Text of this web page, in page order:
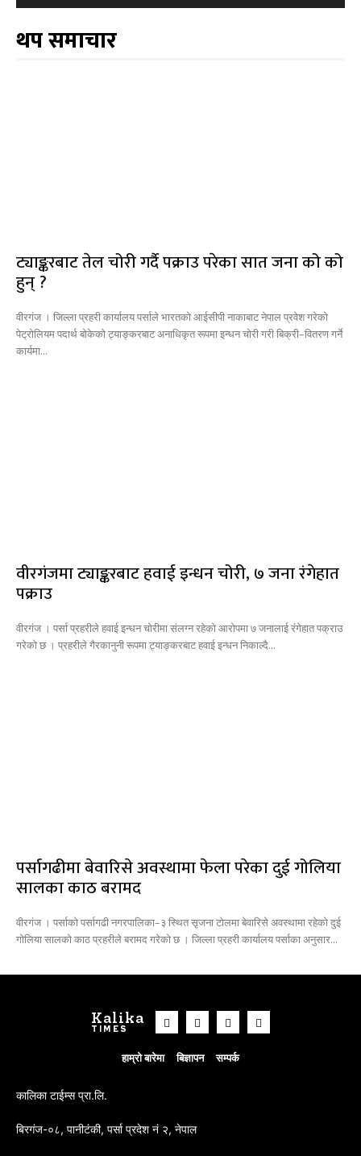
थप समाचार
ट्याङ्करबाट तेल चोरी गर्दै पक्राउ परेका सात जना को को
हुन् ?
वीरगंज । जिल्ला प्रहरी कार्यालय पर्साले भारतको आईसीपी नाकाबाट नेपाल प्रवेश गरेको
पेट्रोलियम पदार्थ बोकेको ट्याङ्करबाट अनाधिकृत रूपमा इन्धन चोरी गरी बिक्री–वितरण गर्ने
कार्यमा...
वीरगंजमा ट्याङ्करबाट हवाई इन्धन चोरी, ७ जना रंगेहात
पक्राउ
वीरगंज । पर्सा प्रहरीले हवाई इन्धन चोरीमा संलग्न रहेको आरोपमा ७ जनालाई रंगेहात पक्राउ
गरेको छ । प्रहरीले गैरकानुनी रूपमा ट्याङ्करबाट हवाई इन्धन निकाल्दै...
पर्सागढीमा बेवारिसे अवस्थामा फेला परेका दुई गोलिया
सालका काठ बरामद
वीरगंज । पर्साको पर्सागढी नगरपालिका–३ स्थित सृजना टोलमा बेवारिसे अवस्थामा रहेको दुई
गोलिया सालको काठ प्रहरीले बरामद गरेको छ । जिल्ला प्रहरी कार्यालय पर्साका अनुसार...
Kalika
TIMES
हाम्रो बारेमा बिज्ञापन सम्पर्क
कालिका टाईम्स प्रा.लि.
बिरगंज-०८, पानीटंकी, पर्सा प्रदेश नं २, नेपाल